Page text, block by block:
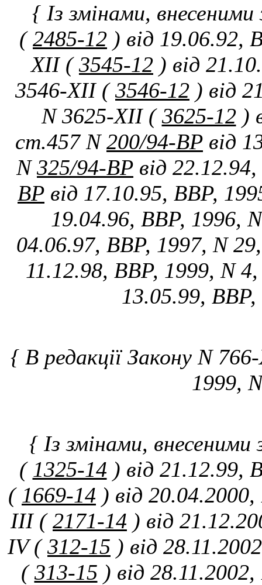
{ Із змінами,
( 2485-12 ) від 19.06.92,
XII ( 3545-12 ) від
3546-XII ( 3546-12 ) від
N 3625-XII ( 3625-12 )
ст.457 N 200/94-ВР від
N 325/94-ВР від
ВР від 17.10.95, ВВР,
19.04.96, ВВР, 1996,
04.06.97, ВВР, 1997, N
11.12.98, ВВР, 1999, N
13.05.99,
{ В редакції Закону N
1999,
{ Із змінами, внесеними
( 1325-14 ) від 21.12.99,
( 1669-14 ) від
III ( 2171-14 ) від
IV ( 312-15 ) від
( 313-15 ) від